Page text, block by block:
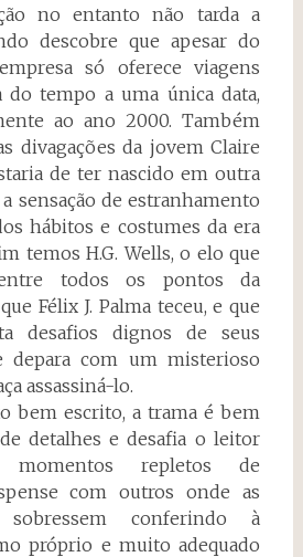
no entanto não tarda a
descobre que apesar do
só oferece viagens
do tempo a uma única data,
ao ano 2000. Também
divagações da jovem Claire
de ter nascido em outra
sensação de estranhamento
hábitos e costumes da era
temos H.G. Wells, o elo que
todos os pontos da
Félix J. Palma teceu, e que
desafios dignos de seus
depara com um misterioso
assassiná-lo.
escrito, a trama é bem
detalhes e desafia o leitor
momentos repletos de
com outros onde as
sobressem conferindo à
próprio e muito adequado